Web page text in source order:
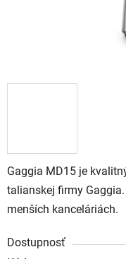
Gaggia MD15 je
talianskej firmy
menších kanceláriách.
Dostupnosť